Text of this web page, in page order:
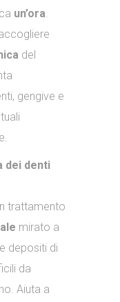
un’ora.
del
gengive e
dei denti
trattamento
mirato a
depositi di
da
Aiuta a